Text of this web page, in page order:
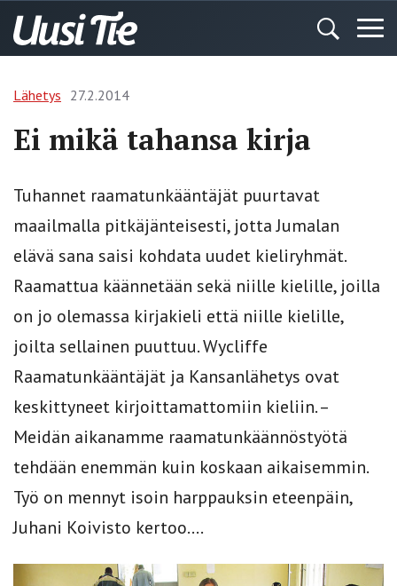
Lähetys 27.2.2014
Ei mikä tahansa kirja
Tuhannet raamatunkääntäjät puurtavat
maailmalla pitkäjänteisesti, jotta Jumalan
elävä sana saisi kohdata uudet kieliryhmät.
Raamattua käännetään sekä niille kielille, joilla
on jo olemassa kirjakieli että niille kielille,
joilta sellainen puuttuu. Wycliffe
Raamatunkääntäjät ja Kansanlähetys ovat
keskittyneet kirjoittamattomiin kieliin. –
Meidän aikanamme raamatunkäännöstyötä
tehdään enemmän kuin koskaan aikaisemmin.
Työ on mennyt isoin harppauksin eteenpäin,
Juhani Koivisto kertoo....